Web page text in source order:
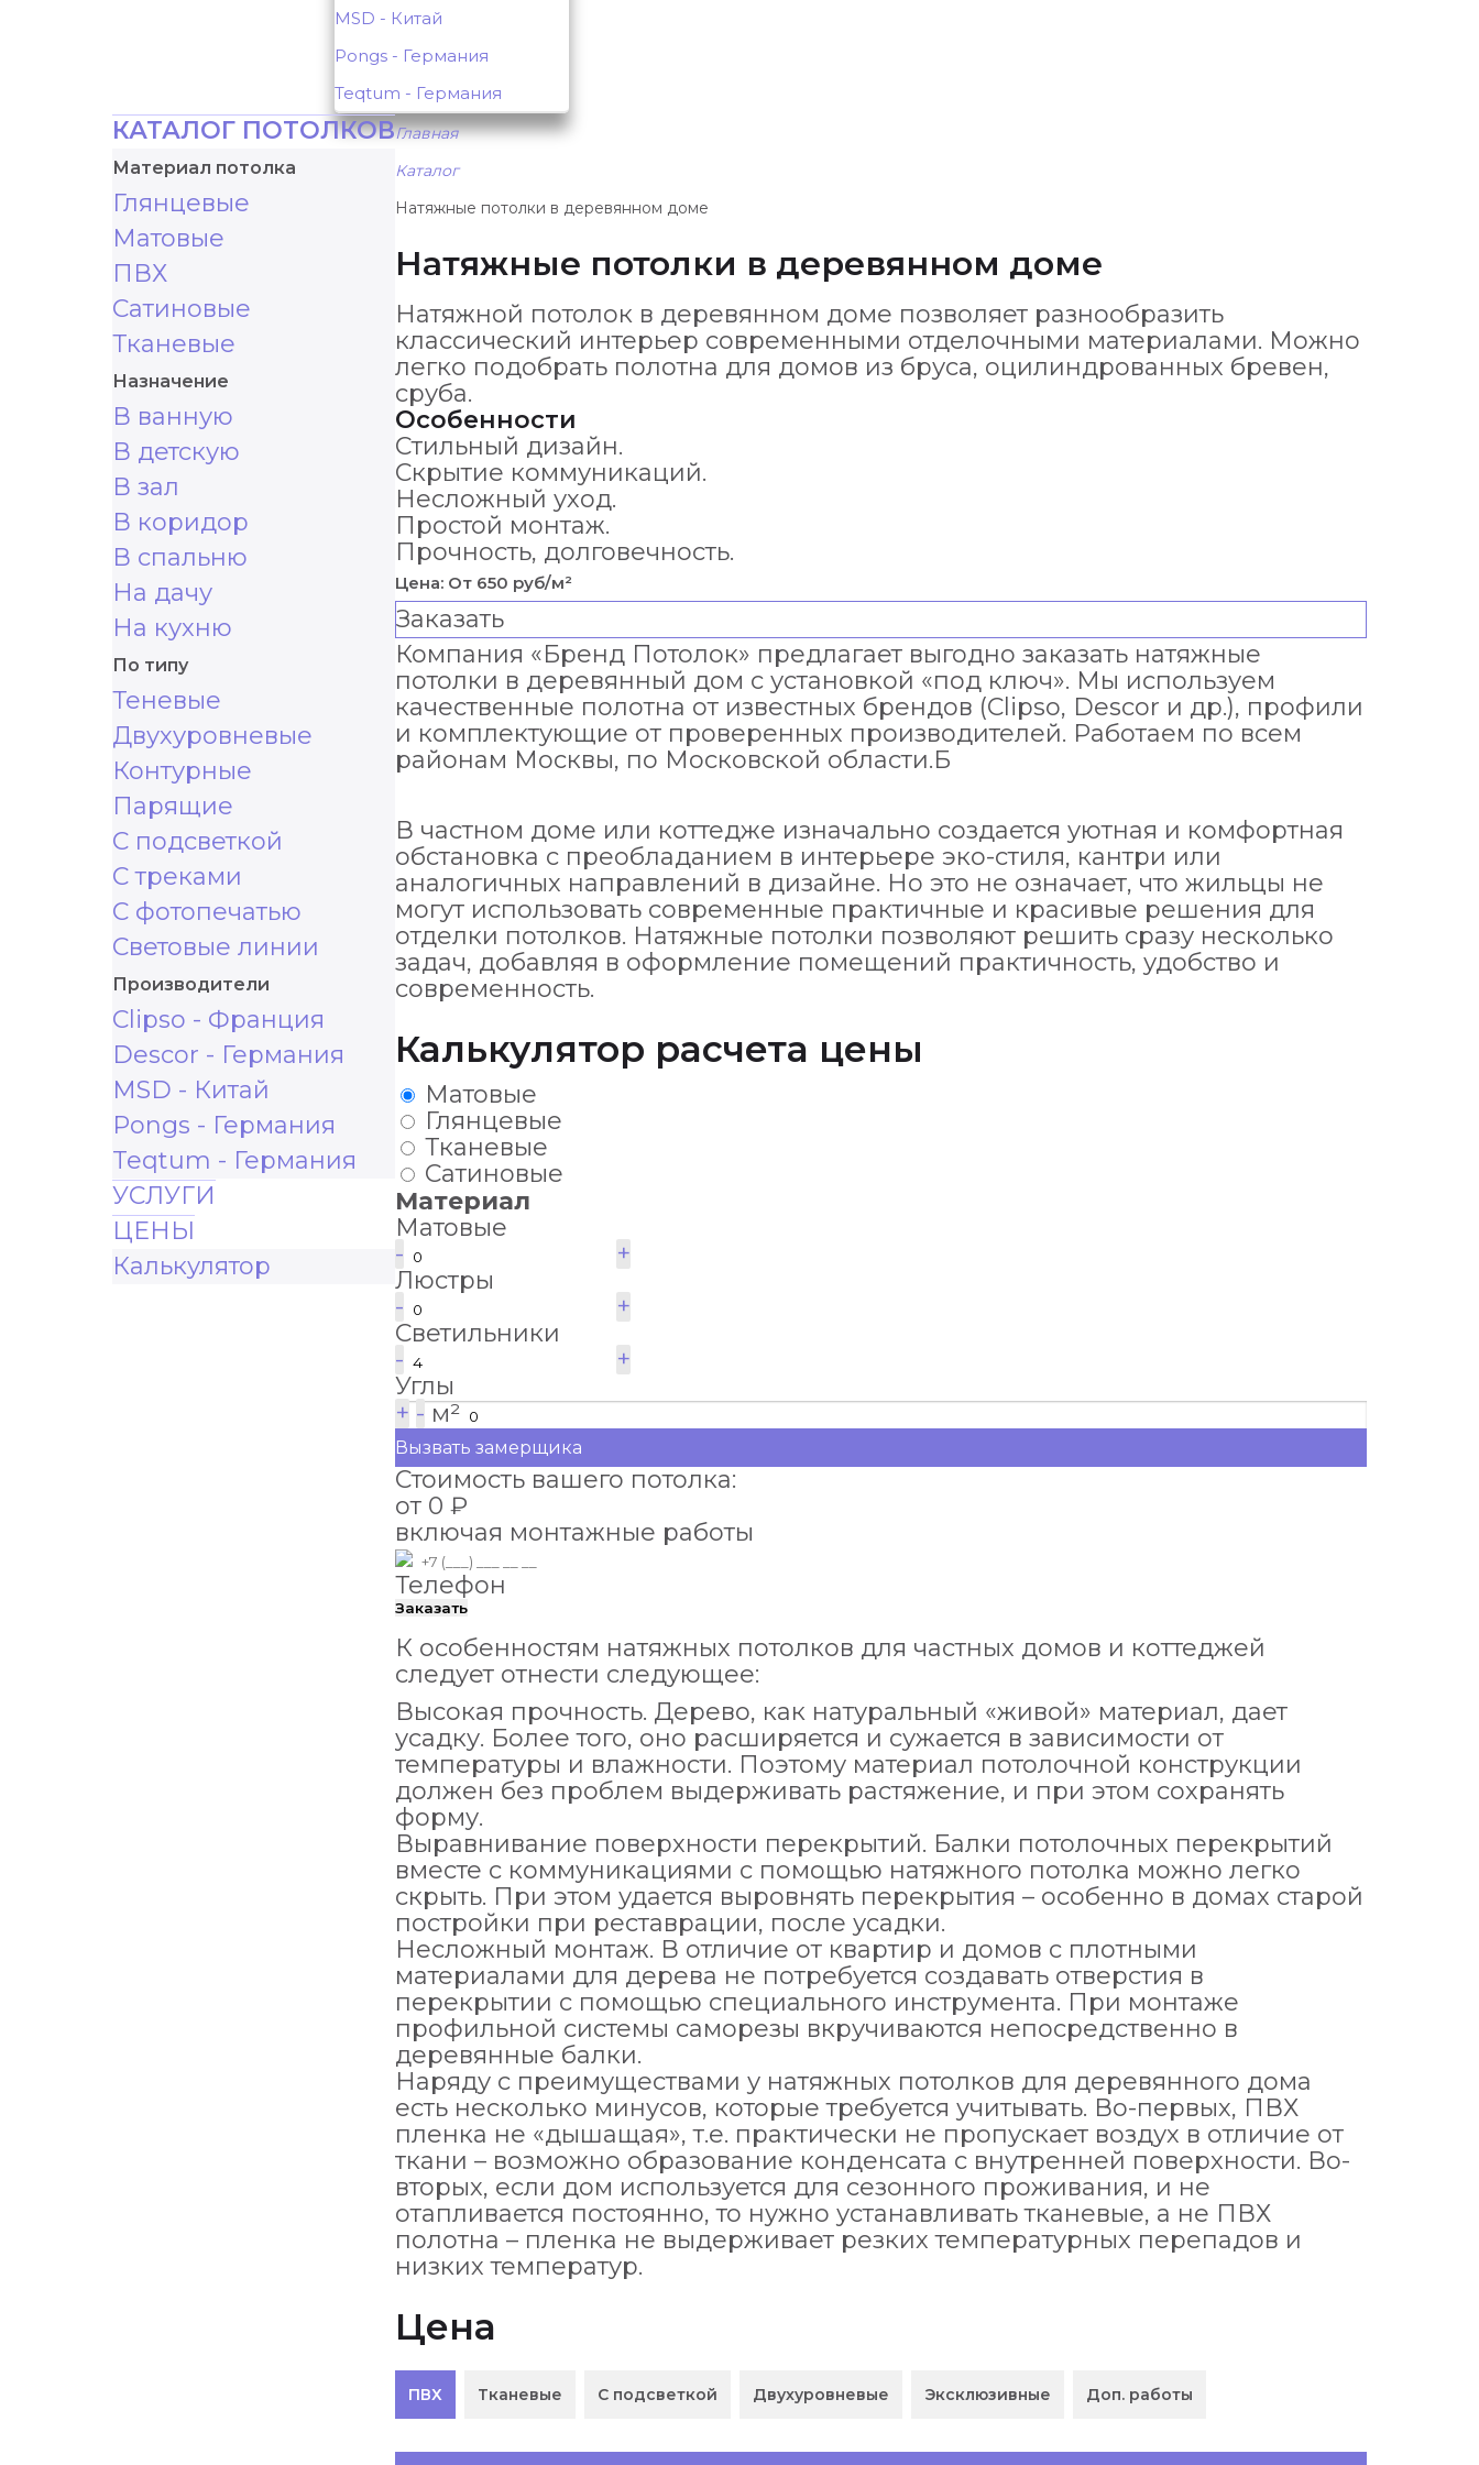
MSD - Китай
Pongs - Германия
Teqtum - Германия
КАТАЛОГ ПОТОЛКОВ
Материал потолка
Глянцевые
Матовые
ПВХ
Сатиновые
Тканевые
Назначение
В ванную
В детскую
В зал
В коридор
В спальню
На дачу
На кухню
По типу
Теневые
Двухуровневые
Контурные
Парящие
С подсветкой
С треками
С фотопечатью
Световые линии
Производители
Clipso - Франция
Descor - Германия
MSD - Китай
Pongs - Германия
Teqtum - Германия
УСЛУГИ
ЦЕНЫ
Калькулятор
Главная
Каталог
Натяжные потолки в деревянном доме
Натяжные потолки в деревянном доме
Натяжной потолок в деревянном доме позволяет разнообразить
классический интерьер современными отделочными материалами. Можно
легко подобрать полотна для домов из бруса, оцилиндрованных бревен,
сруба.
Особенности
Стильный дизайн.
Скрытие коммуникаций.
Несложный уход.
Простой монтаж.
Прочность, долговечность.
Цена: От 650 руб/м²
Заказать
Компания «Бренд Потолок» предлагает выгодно заказать натяжные
потолки в деревянный дом с установкой «под ключ». Мы используем
качественные полотна от известных брендов (Clipso, Descor и др.), профили
и комплектующие от проверенных производителей. Работаем по всем
районам Москвы, по Московской области.Б
В частном доме или коттедже изначально создается уютная и комфортная
обстановка с преобладанием в интерьере эко-стиля, кантри или
аналогичных направлений в дизайне. Но это не означает, что жильцы не
могут использовать современные практичные и красивые решения для
отделки потолков. Натяжные потолки позволяют решить сразу несколько
задач, добавляя в оформление помещений практичность, удобство и
современность.
Калькулятор расчета цены
Матовые
Глянцевые
Тканевые
Сатиновые
Материал
Матовые
-
+
Люстры
-
+
Светильники
-
+
Углы
+ - м²
Вызвать замерщика
Стоимость вашего потолка:
от 0 ₽
включая монтажные работы
Телефон
Заказать
К особенностям натяжных потолков для частных домов и коттеджей
следует отнести следующее:
Высокая прочность. Дерево, как натуральный «живой» материал, дает
усадку. Более того, оно расширяется и сужается в зависимости от
температуры и влажности. Поэтому материал потолочной конструкции
должен без проблем выдерживать растяжение, и при этом сохранять
форму.
Выравнивание поверхности перекрытий. Балки потолочных перекрытий
вместе с коммуникациями с помощью натяжного потолка можно легко
скрыть. При этом удается выровнять перекрытия – особенно в домах старой
постройки при реставрации, после усадки.
Несложный монтаж. В отличие от квартир и домов с плотными
материалами для дерева не потребуется создавать отверстия в
перекрытии с помощью специального инструмента. При монтаже
профильной системы саморезы вкручиваются непосредственно в
деревянные балки.
Наряду с преимуществами у натяжных потолков для деревянного дома
есть несколько минусов, которые требуется учитывать. Во-первых, ПВХ
пленка не «дышащая», т.е. практически не пропускает воздух в отличие от
ткани – возможно образование конденсата с внутренней поверхности. Во-
вторых, если дом используется для сезонного проживания, и не
отапливается постоянно, то нужно устанавливать тканевые, а не ПВХ
полотна – пленка не выдерживает резких температурных перепадов и
низких температур.
Цена
ПВХ Тканевые С подсветкой Двухуровневые Эксклюзивные Доп. работы